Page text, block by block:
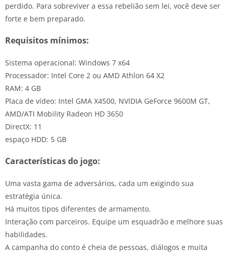
perdido. Para sobreviver a essa rebelião sem lei, você deve ser
forte e bem preparado.
Requisitos mínimos:
Sistema operacional: Windows 7 x64
Processador: Intel Core 2 ou AMD Athlon 64 X2
RAM: 4 GB
Placa de vídeo: Intel GMA X4500, NVIDIA GeForce 9600M GT,
AMD/ATI Mobility Radeon HD 3650
DirectX: 11
espaço HDD: 5 GB
Características do jogo:
Uma vasta gama de adversários, cada um exigindo sua
estratégia única.
Há muitos tipos diferentes de armamento.
Interação com parceiros. Equipe um esquadrão e melhore suas
habilidades.
A campanha do conto é cheia de pessoas, diálogos e muita